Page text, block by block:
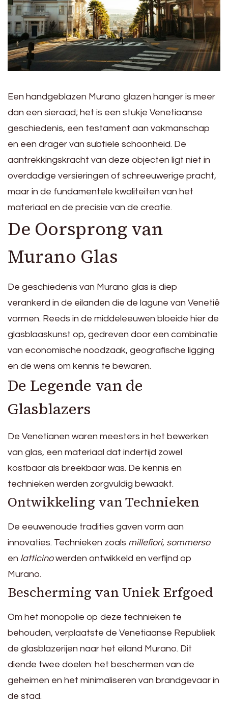
Een handgeblazen Murano glazen hanger is meer
dan een sieraad; het is een stukje Venetiaanse
geschiedenis, een testament aan vakmanschap
en een drager van subtiele schoonheid. De
aantrekkingskracht van deze objecten ligt niet in
overdadige versieringen of schreeuwerige pracht,
maar in de fundamentele kwaliteiten van het
materiaal en de precisie van de creatie.
De Oorsprong van
Murano Glas
De geschiedenis van Murano glas is diep
verankerd in de eilanden die de lagune van Venetië
vormen. Reeds in de middeleeuwen bloeide hier de
glasblaaskunst op, gedreven door een combinatie
van economische noodzaak, geografische ligging
en de wens om kennis te bewaren.
De Legende van de
Glasblazers
De Venetianen waren meesters in het bewerken
van glas, een materiaal dat indertijd zowel
kostbaar als breekbaar was. De kennis en
technieken werden zorgvuldig bewaakt.
Ontwikkeling van Technieken
De eeuwenoude tradities gaven vorm aan
innovaties. Technieken zoals millefiori, sommerso
en latticinowerden ontwikkeld en verfijnd op
Murano.
Bescherming van Uniek Erfgoed
Om het monopolie op deze technieken te
behouden, verplaatste de Venetiaanse Republiek
de glasblazerijen naar het eiland Murano. Dit
diende twee doelen: het beschermen van de
geheimen en het minimaliseren van brandgevaar in
de stad.